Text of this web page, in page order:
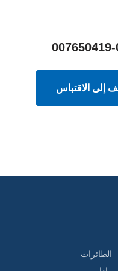
إلى الاقتباس
الطائرات